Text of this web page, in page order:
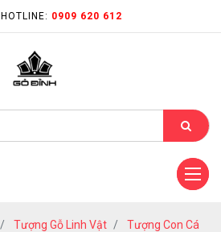
HOTLINE: 0909 620 612
Tượng Gỗ Linh Vật
Tượng Con Cá